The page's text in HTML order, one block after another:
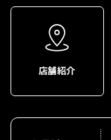
店舗紹介